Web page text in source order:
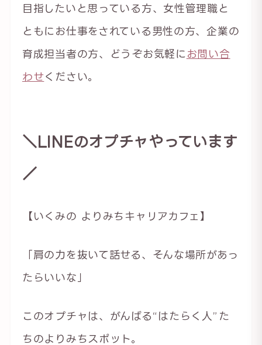
目指したいと思っている方、女性管理職と
ともにお仕事をされている男性の方、企業の
育成担当者の方、どうぞお気軽に お問い合
わせ ください。
＼LINEのオプチャやっています
／
【いくみの よりみちキャリアカフェ】
「肩の力を抜いて話せる、そんな場所があっ
たらいいな」
このオプチャは、がんばる“はたらく人”た
ちのよりみちスポット。